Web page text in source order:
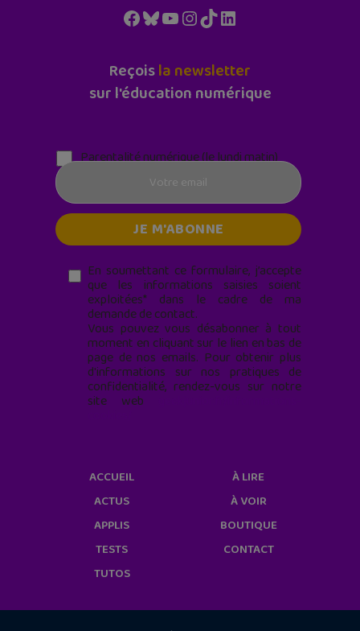
Facebook
Bluesky
YouTube
Instagram
TikTokLinkedIn
Reçoisla newsletter
sur l'éducation numérique
Parentalité numérique (le lundi matin)
En soumettant ce formulaire, j’accepte
que les informations saisies soient
exploitées* dans le cadre de ma
demande de contact.
Vous pouvez vous désabonner à tout
moment en cliquant sur le lien en bas de
page de nos emails. Pour obtenir plus
d'informations sur nos pratiques de
confidentialité, rendez-vous sur notre
site web
ACCUEIL
ACTUS
APPLIS
TESTS
TUTOS
À LIRE
À VOIR
BOUTIQUE
CONTACT